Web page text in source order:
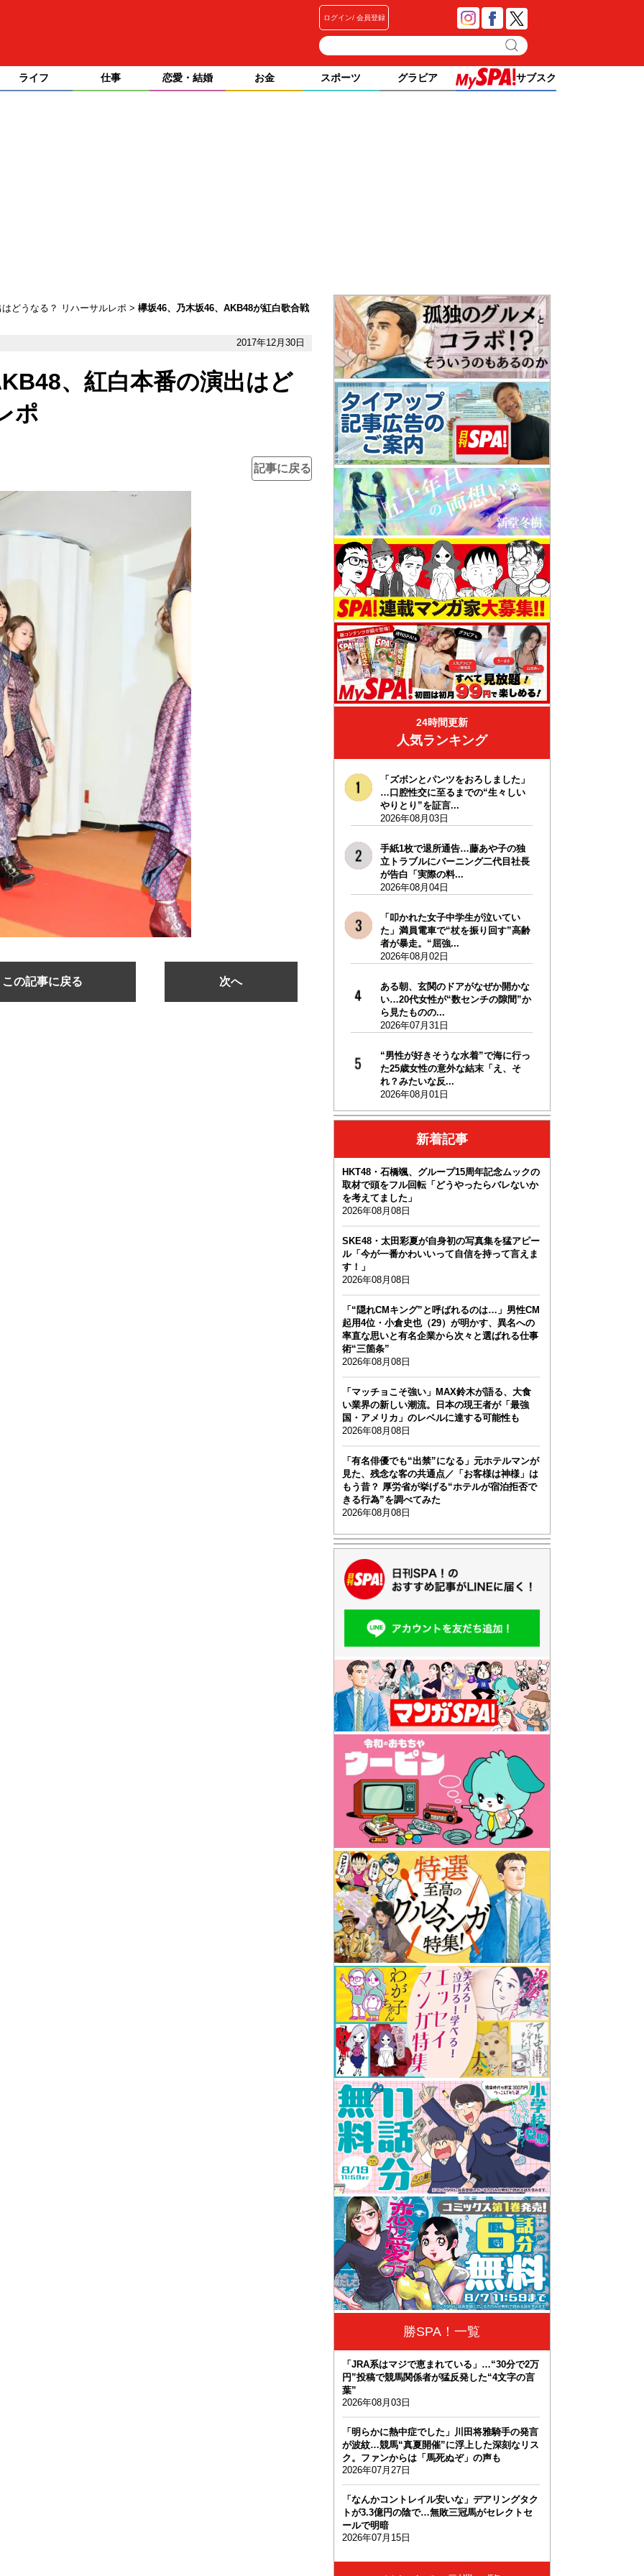
ログイン 会員登録
ライフ 仕事 恋愛・結婚 お金 スポーツ グラビア サブスク
どうなる？ リハーサルレポ 欅坂46、乃木坂46、AKB48が紅白歌合戦
2017年12月30日
、紅白本番の演出はど
ポ
記事に戻る
この記事に戻る 次へ
24時間更新
人気ランキング
「ズボンとパンツをおろしました」
…口腔性交に至るまでの“生々しい
やりとり”を証言...
2026年08月03日
手紙1枚で退所通告…藤あや子の独
立トラブルにバーニング二代目社長
が告白「実際の料...
2026年08月04日
「叩かれた女子中学生が泣いてい
た」満員電車で“杖を振り回す”高齢
者が暴走。“屈強...
2026年08月02日
ある朝、玄関のドアがなぜか開かな
い…20代女性が“数センチの隙間”か
ら見たものの...
2026年07月31日
“男性が好きそうな水着”で海に行っ
た25歳女性の意外な結末「え、そ
れ？みたいな反...
2026年08月01日
新着記事
HKT48・石橋颯、グループ15周年記念ムックの
取材で頭をフル回転「どうやったらバレないか
を考えてました」
2026年08月08日
SKE48・太田彩夏が自身初の写真集を猛アピー
ル「今が一番かわいいって自信を持って言えま
す！」
2026年08月08日
「“隠れCMキング”と呼ばれるのは…」男性CM
起用4位・小倉史也（29）が明かす、異名への
率直な思いと有名企業から次々と選ばれる仕事
術“三箇条”
2026年08月08日
「マッチョこそ強い」MAX鈴木が語る、大食
い業界の新しい潮流。日本の現王者が「最強
国・アメリカ」のレベルに達する可能性も
2026年08月08日
「有名俳優でも“出禁”になる」元ホテルマンが
見た、残念な客の共通点／「お客様は神様」は
もう昔？ 厚労省が挙げる“ホテルが宿泊拒否で
きる行為”を調べてみた
2026年08月08日
勝SPA！一覧
「JRA系はマジで恵まれている」…“30分で2万
円”投稿で競馬関係者が猛反発した“4文字の言
葉”
2026年08月03日
「明らかに熱中症でした」川田将雅騎手の発言
が波紋…競馬“真夏開催”に浮上した深刻なリス
ク。ファンからは「馬死ぬぞ」の声も
2026年07月27日
「なんかコントレイル安いな」デアリングタク
トが3.3億円の陰で…無敗三冠馬がセレクトセ
ールで明暗
2026年07月15日